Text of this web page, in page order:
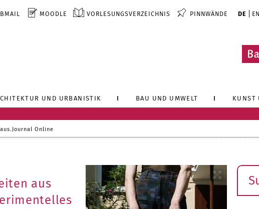
MOODLE VORLESUNGSVERZEICHNIS PINNWÄNDE DE EN
UND URBANISTIK BAU UND UMWELT KUNST
Online
aus
Suche